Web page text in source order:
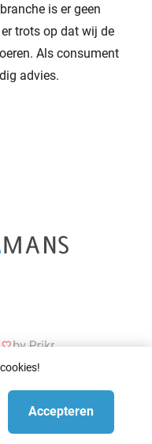
is er geen
trots op dat wij de
Als consument
advies.
Accepteren